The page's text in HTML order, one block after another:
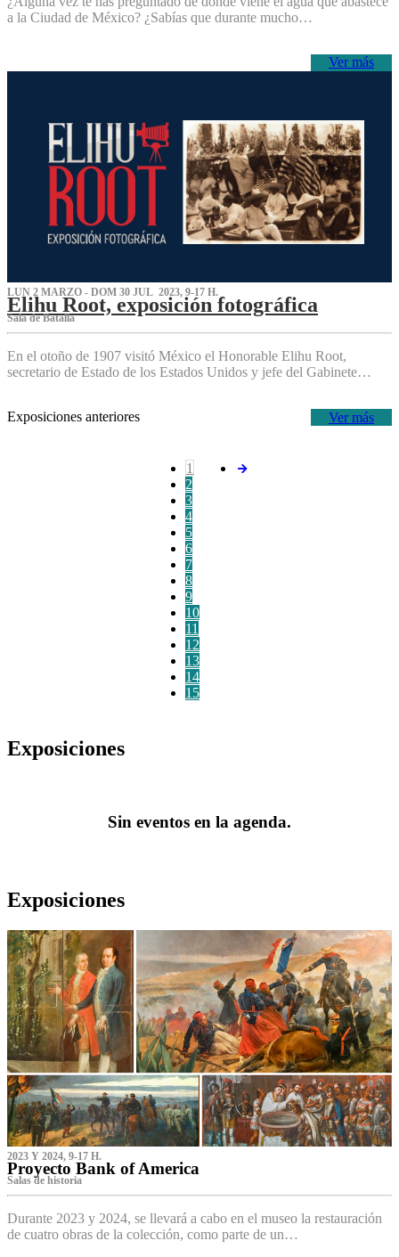
a la Ciudad de México? ¿Sabías que durante mucho…
Ver más
LUN 2 MARZO - DOM 30 JUL 2023, 9-17 H.
Elihu Root, exposición fotográfica
Sala de Batalla
En el otoño de 1907 visitó México el Honorable Elihu Root,
secretario de Estado de los Estados Unidos y jefe del Gabinete…
Ver más
Exposiciones anteriores
1
2
3
4
5
6
7
8
9
10
11
12
13
14
15
Exposiciones
Sin eventos en la agenda.
Exposiciones
2023 Y 2024, 9-17 H.
Proyecto Bank of America
S‌alas de historia
Durante 2023 y 2024, se llevará a cabo en el museo la restauración
de cuatro obras de la colección, como parte de un…